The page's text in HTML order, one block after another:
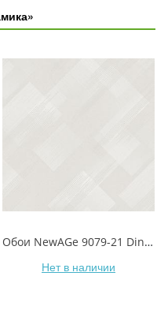
Обои NewAGe 9079-21 Dinamica/Динамика
Нет в наличии